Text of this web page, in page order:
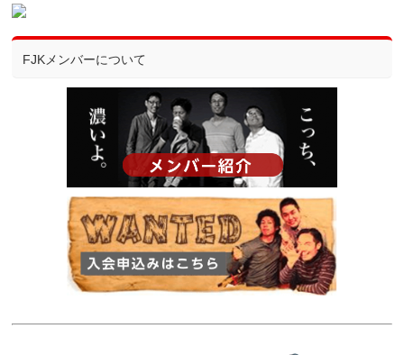
FJKメンバーについて